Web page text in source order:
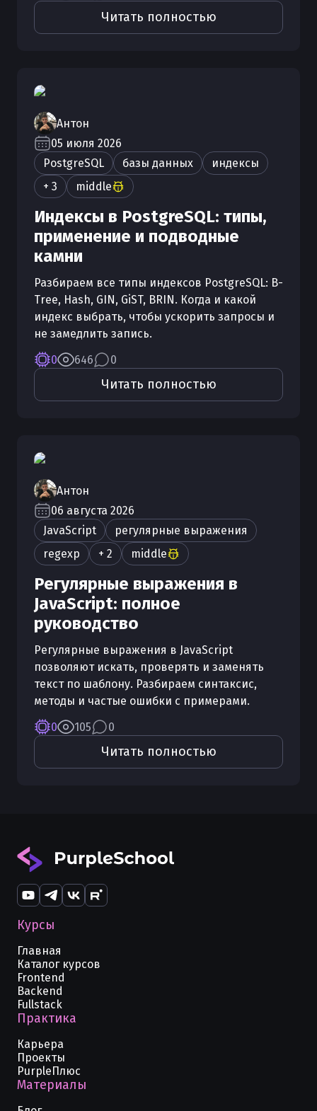
Читать полностью
Антон
05 июля 2026
PostgreSQL
базы данных
индексы
+ 3
middle
Индексы в PostgreSQL: типы,
применение и подводные
камни
Разбираем все типы индексов PostgreSQL: B-
Tree, Hash, GIN, GiST, BRIN. Когда и какой
индекс выбрать, чтобы ускорить запросы и
не замедлить запись.
0
646 0
Читать полностью
Антон
06 августа 2026
JavaScript
регулярные выражения
regexp
+ 2 middle
Регулярные выражения в
JavaScript: полное
руководство
Регулярные выражения в JavaScript
позволяют искать, проверять и заменять
текст по шаблону. Разбираем синтаксис,
методы и частые ошибки с примерами.
0
105 0
Читать полностью
Курсы
Главная
Каталог курсов
Frontend
Backend
Fullstack
Практика
Карьера
Проекты
PurpleПлюс
Материалы